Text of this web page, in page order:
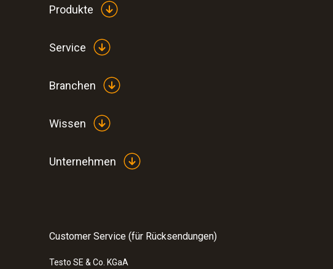
Produkte
Service
Branchen
Wissen
Unternehmen
Customer Service (für Rücksendungen)
Testo SE & Co. KGaA